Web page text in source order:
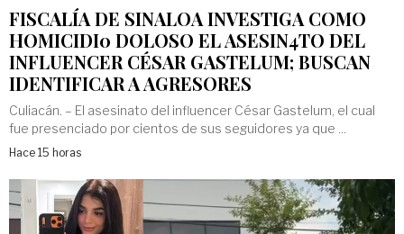
FISCALÍA DE SINALOA INVESTIGA COMO
HOMICIDI0 DOLOSO EL ASESIN4TO DEL
INFLUENCER CÉSAR GASTELUM; BUSCAN
IDENTIFICAR A AGRESORES
Culiacán. – El asesinato del influencer César Gastelum, el cual
fue presenciado por cientos de sus seguidores ya que ...
Hace 15 horas